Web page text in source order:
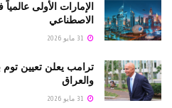
الإمارات الأولى
الاصطناعي
ترامب يعلن تعيين توم
والعراق